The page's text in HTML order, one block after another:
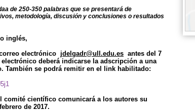
de 250-350 palabras que se presentará de
metodología, discusión y conclusiones o resultados
inglés,
electrónico jdelgadr@ull.edu.es antes del 7
deberá indicarse la adscripción a una
También se podrá remitir en el link habilitado:
comité científico comunicará a los autores su
de 2017.